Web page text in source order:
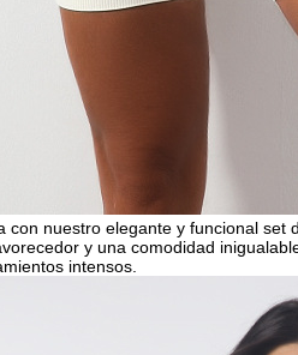
con nuestro elegante y funcional
y una comodidad
intensos.